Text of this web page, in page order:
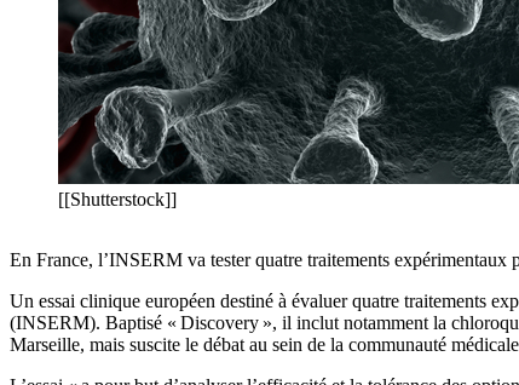
[[Shutterstock]]
En France, l’INSERM va tester quatre traitements
Un essai clinique européen destiné à évaluer quatre traitements
(INSERM). Baptisé « Discovery », il inclut notamment la
Marseille, mais suscite le débat au sein de la communauté